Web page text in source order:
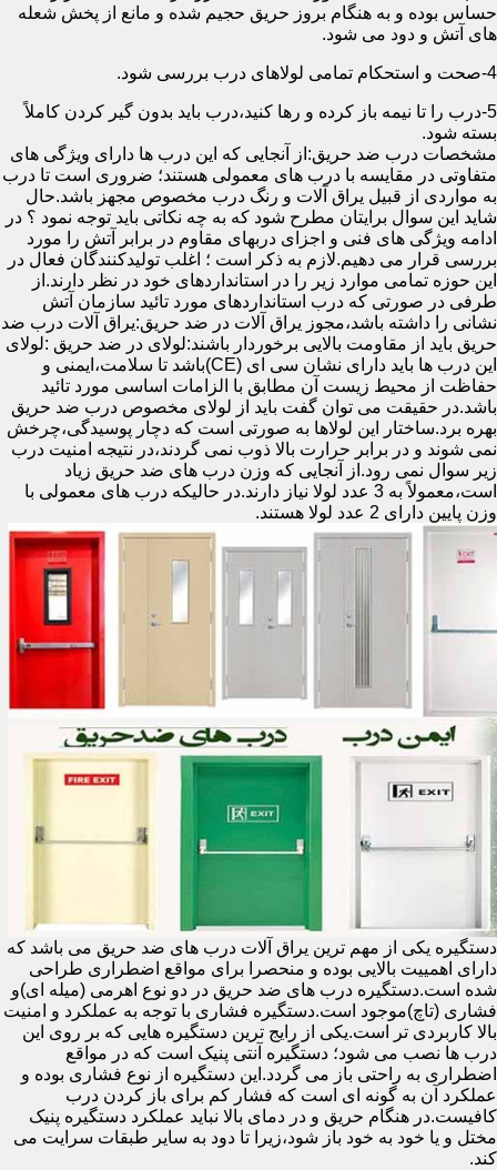
حساس بوده و به هنگام بروز حریق حجیم شده و مانع از پخش شعله
های آتش و دود می شود.
4-صحت و استحکام تمامی لولاهای درب بررسی شود.
5-درب را تا نیمه باز کرده و رها کنید،درب باید بدون گیر کردن کاملاً
بسته شود.
مشخصات درب ضد حریق:از آنجایی که این درب ها دارای ویژگی های
متفاوتی در مقایسه با درب های معمولی هستند؛ ضروری است تا درب
به مواردی از قبیل یراق آلات و رنگ درب مخصوص مجهز باشد.حال
شاید این سوال برایتان مطرح شود که به چه نکاتی باید توجه نمود ؟ در
ادامه ویژگی های فنی و اجزای دربهای مقاوم در برابر آتش را مورد
بررسی قرار می دهیم.لازم به ذکر است ؛ اغلب تولیدکنندگان فعال در
این حوزه تمامی موارد زیر را در استانداردهای خود در نظر دارند.از
طرفی در صورتی که درب استانداردهای مورد تائید سازمان آتش
نشانی را داشته باشد،مجوز یراق آلات در ضد حریق:یراق آلات درب ضد
حریق باید از مقاومت بالایی برخوردار باشند:لولای در ضد حریق :لولای
این درب ها باید دارای نشان سی ای (CE)باشد تا سلامت،ایمنی و
حفاظت از محیط زیست آن مطابق با الزامات اساسی مورد تائید
باشد.در حقیقت می توان گفت باید از لولای مخصوص درب ضد حریق
بهره برد.ساختار این لولاها به صورتی است که دچار پوسیدگی،چرخش
نمی شوند و در برابر حرارت بالا ذوب نمی گردند،در نتیجه امنیت درب
زیر سوال نمی رود.از آنجایی که وزن درب های ضد حریق زیاد
است،معمولاً به 3 عدد لولا نیاز دارند.در حالیکه درب های معمولی با
وزن پایین دارای 2 عدد لولا هستند.
دستگیره یکی از مهم ترین یراق آلات درب های ضد حریق می باشد که
دارای اهمییت بالایی بوده و منحصرا برای مواقع اضطراری طراحی
شده است.دستگیره درب های ضد حریق در دو نوع اهرمی (میله ای)و
فشاری (تاچ)موجود است.دستگیره فشاری با توجه به عملکرد و امنیت
بالا کاربردی تر است.یکی از رایج ترین دستگیره هایی که بر روی این
درب ها نصب می شود؛ دستگیره آنتی پنیک است که در مواقع
اضطراری به راحتی باز می گردد.این دستگیره از نوع فشاری بوده و
عملکرد آن به گونه ای است که فشار کم برای باز کردن درب
کافیست.در هنگام حریق و در دمای بالا نباید عملکرد دستگیره پنیک
مختل و یا خود به خود باز شود،زیرا تا دود به سایر طبقات سرایت می
کند.